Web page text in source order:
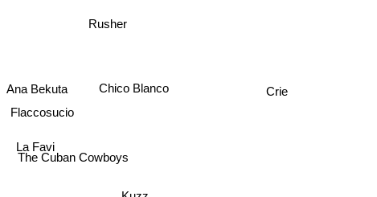
Flaccosucio
La Favi
The Cuban Cowboys
Ana Bekuta
Rusher
Chico Blanco
Kuzz
Crie